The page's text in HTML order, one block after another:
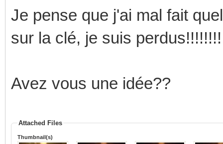
Je pense que j'ai mal fait
sur la clé, je suis
Avez vous une idée??
Attached Files
Thumbnail(s)